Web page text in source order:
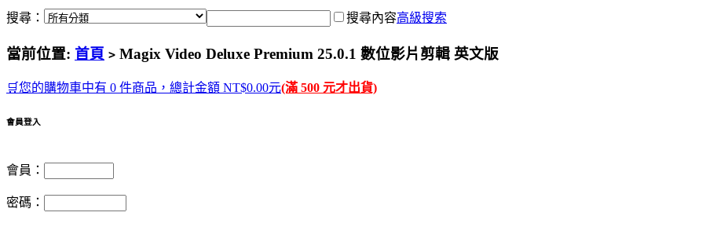
搜尋： 搜尋內容高級搜索
當前位置: 首頁 > Magix Video Deluxe Premium 25.0.1 數位影片剪輯 英文版
🛒您的購物車中有 0 件商品，總計金額 NT$0.00元(滿 500 元才出貨)
會員登入
會員：
密碼：